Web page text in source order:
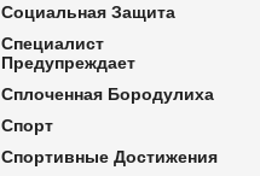
Социальная Защита
Специалист
Предупреждает
Сплоченная Бородулиха
Спорт
Спортивные Достижения